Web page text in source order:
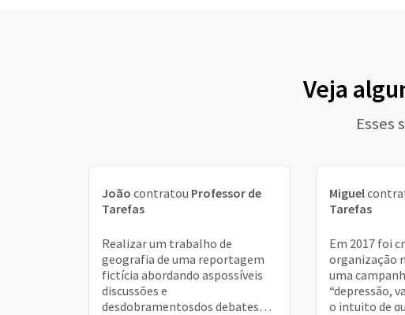
Veja
Esses
João contratou Professor de
Tarefas
Realizar um trabalho de
geografia de uma reportagem
fictícia abordando aspossíveis
discussões e
desdobramentosdos debates
Miguel
Tarefas
Em 2017 foi
organização
uma
“depressão,
o intuito de